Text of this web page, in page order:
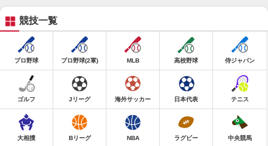
競技一覧
プロ野球 プロ野球(2軍) MLB 高校野球 侍ジャパン
ゴルフ Jリーグ 海外サッカー 日本代表 テニス
大相撲 Bリーグ NBA ラグビー 中央競馬